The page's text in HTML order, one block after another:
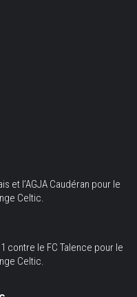
et l’AGJA Caudéran pour le
Celtic.
contre le FC Talence pour le
Celtic.